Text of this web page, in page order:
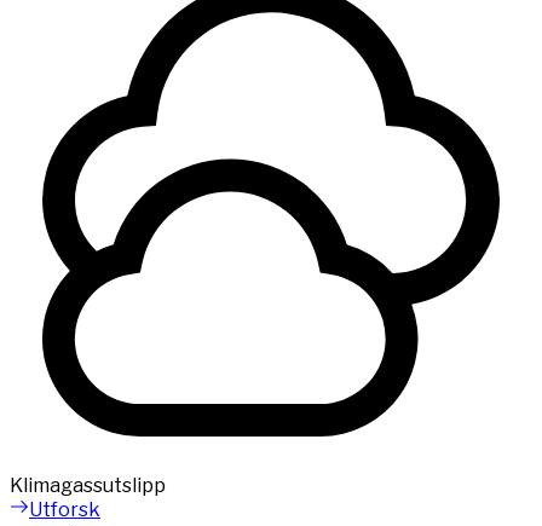
Klimagassutslipp
Utforsk